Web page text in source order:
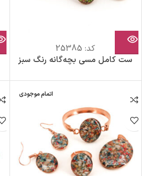
کد: 25385
ست کامل مسی بچه‌گانه رنگ سبز
اتمام موجودی